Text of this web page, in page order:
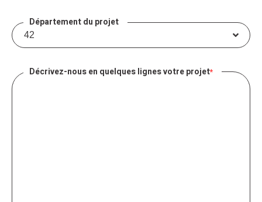
Département du projet
Décrivez-nous en quelques lignes votre projet*